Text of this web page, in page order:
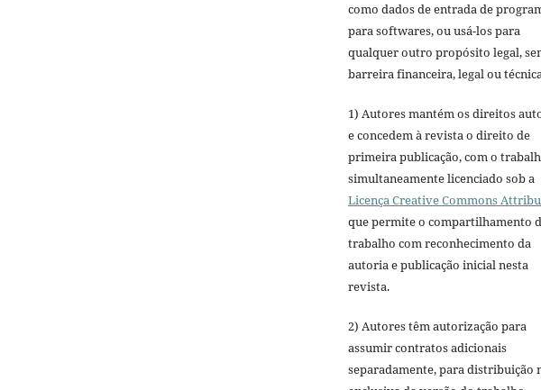
como dados de entrada de
para softwares, ou usá-los para
qualquer outro propósito legal,
barreira financeira, legal ou
1) Autores mantém os direitos
e concedem à revista o direito de
primeira publicação, com o
simultaneamente licenciado sob a
Licença Creative Commons
que permite o compartilhamento
trabalho com reconhecimento da
autoria e publicação inicial nesta
revista.
2) Autores têm autorização para
assumir contratos adicionais
separadamente, para distribuição